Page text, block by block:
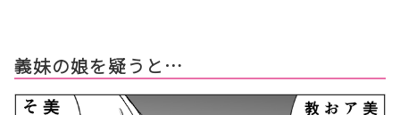
義妹の娘を疑うと…